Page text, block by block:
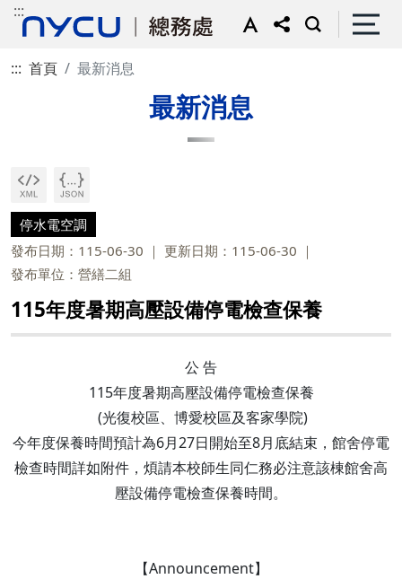
:::
::: 首頁 最新消息
最新消息
停水電空調
發布日期：115-06-30
更新日期：115-06-30
發布單位：營繕二組
115年度暑期高壓設備停電檢查保養
公 告
115年度暑期高壓設備停電檢查保養
(光復校區、博愛校區及客家學院)
今年度保養時間預計為6月27日開始至8月底結束，館舍停電
檢查時間詳如附件，煩請本校師生同仁務必注意該棟館舍高
壓設備停電檢查保養時間。
【Announcement】